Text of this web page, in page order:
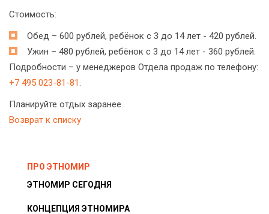
Стоимость:
Обед – 600 рублей, ребёнок с 3 до 14 лет - 420 рублей.
Ужин – 480 рублей, ребёнок с 3 до 14 лет - 360 рублей.
Подробности – у менеджеров Отдела продаж по телефону:
+7 495 023-81-81.
Планируйте отдых заранее.
Возврат к списку
ПРО ЭТНОМИР
ЭТНОМИР СЕГОДНЯ
КОНЦЕПЦИЯ ЭТНОМИРА